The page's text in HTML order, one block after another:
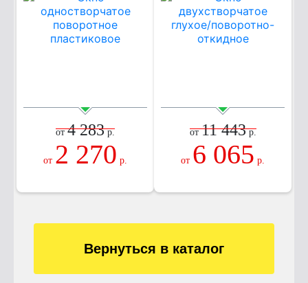
от4 283р.
от 2 270 р.
от11 443р.
от 6 065 р.
Вернуться в каталог